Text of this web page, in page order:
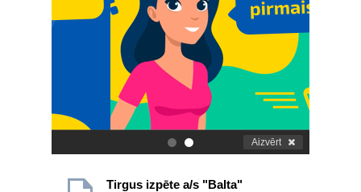
. Aizvērt
Tirgus izpēte a/s "Balta"